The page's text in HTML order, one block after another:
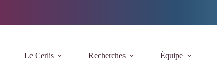
Le Cerlis Recherches Équipe